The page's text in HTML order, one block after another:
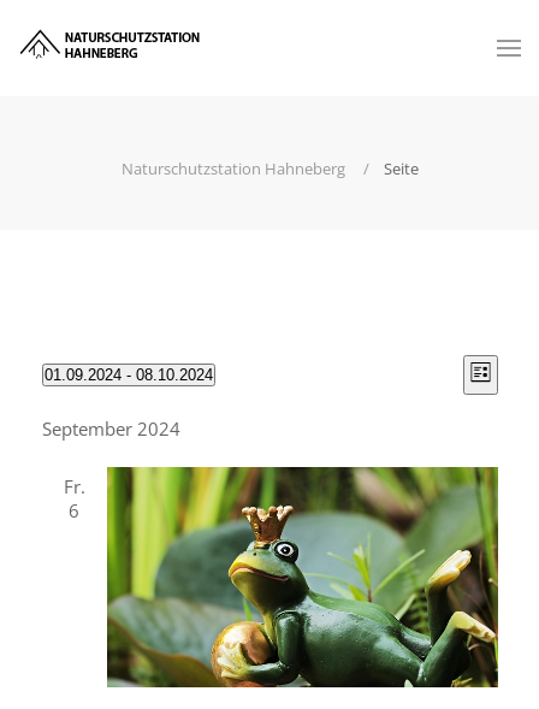
Naturschutzstation Hahneberg Seite
Liste
01.09.2024 - 08.10.2024
date.
September 2024
Fr.
6